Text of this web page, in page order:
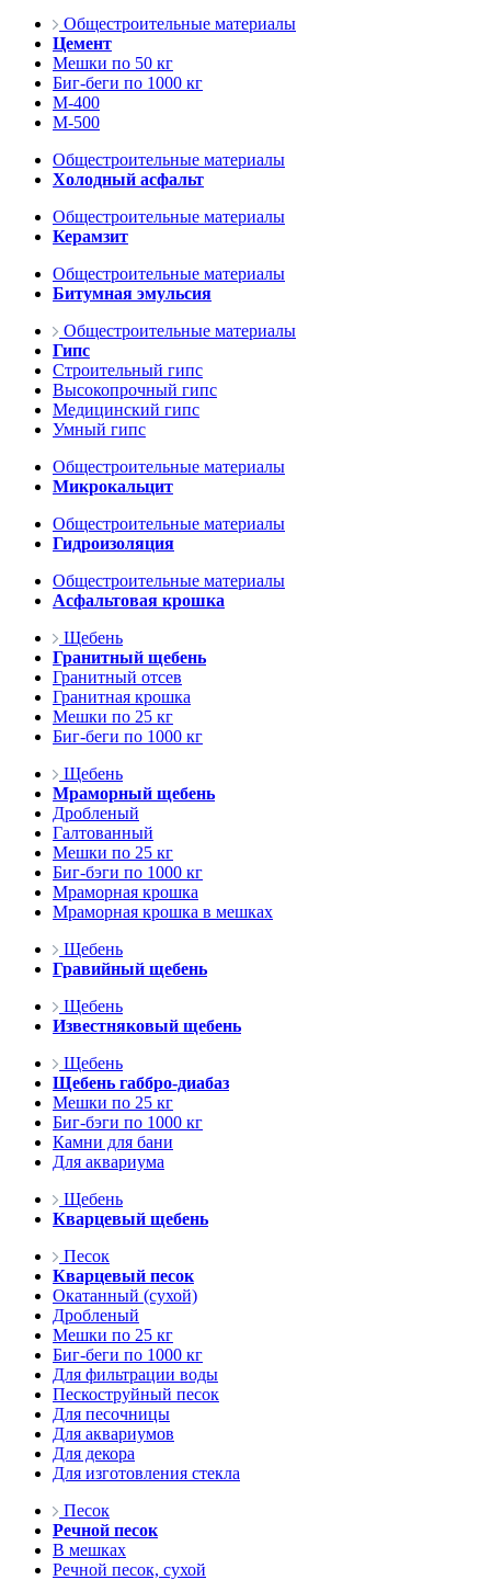
Общестроительные материалы
Цемент
Мешки по 50 кг
Биг-беги по 1000 кг
М-400
М-500
Общестроительные материалы
Холодный асфальт
Общестроительные материалы
Керамзит
Общестроительные материалы
Битумная эмульсия
Общестроительные материалы
Гипс
Строительный гипс
Высокопрочный гипс
Медицинский гипс
Умный гипс
Общестроительные материалы
Микрокальцит
Общестроительные материалы
Гидроизоляция
Общестроительные материалы
Асфальтовая крошка
Щебень
Гранитный щебень
Гранитный отсев
Гранитная крошка
Мешки по 25 кг
Биг-беги по 1000 кг
Щебень
Мраморный щебень
Дробленый
Галтованный
Мешки по 25 кг
Биг-бэги по 1000 кг
Мраморная крошка
Мраморная крошка в мешках
Щебень
Гравийный щебень
Щебень
Известняковый щебень
Щебень
Щебень габбро-диабаз
Мешки по 25 кг
Биг-бэги по 1000 кг
Камни для бани
Для аквариума
Щебень
Кварцевый щебень
Песок
Кварцевый песок
Окатанный (сухой)
Дробленый
Мешки по 25 кг
Биг-беги по 1000 кг
Для фильтрации воды
Пескоструйный песок
Для песочницы
Для аквариумов
Для декора
Для изготовления стекла
Песок
Речной песок
В мешках
Речной песок, сухой